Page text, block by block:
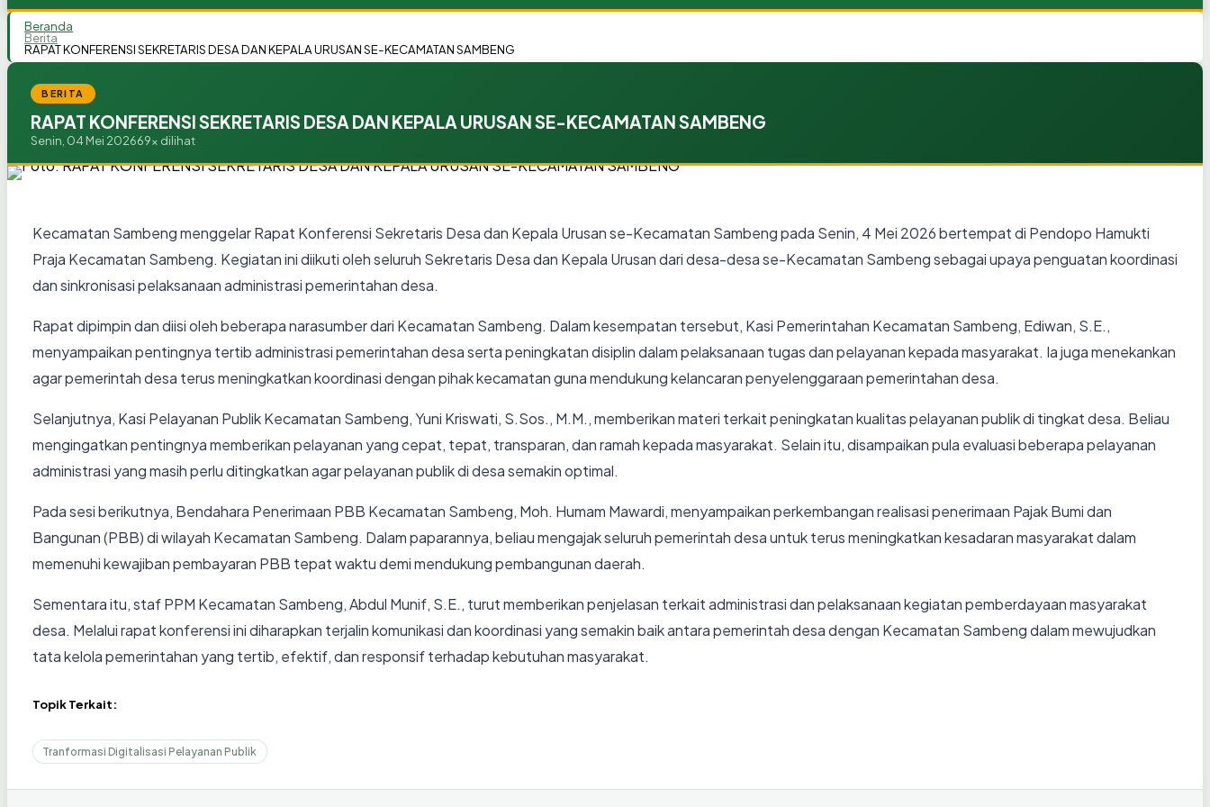
Beranda
Berita
RAPAT KONFERENSI SEKRETARIS DESA DAN KEPALA URUSAN SE-KECAMATAN SAMBENG
BERITA
RAPAT KONFERENSI SEKRETARIS DESA DAN KEPALA URUSAN SE-KECAMATAN SAMBENG
Senin, 04 Mei 202669x dilihat
Kecamatan Sambeng menggelar Rapat Konferensi Sekretaris Desa dan Kepala Urusan se-Kecamatan Sambeng pada Senin, 4 Mei 2026 bertempat di Pendopo Hamukti
Praja Kecamatan Sambeng. Kegiatan ini diikuti oleh seluruh Sekretaris Desa dan Kepala Urusan dari desa-desa se-Kecamatan Sambeng sebagai upaya penguatan koordinasi
dan sinkronisasi pelaksanaan administrasi pemerintahan desa.
Rapat dipimpin dan diisi oleh beberapa narasumber dari Kecamatan Sambeng. Dalam kesempatan tersebut, Kasi Pemerintahan Kecamatan Sambeng, Ediwan, S.E.,
menyampaikan pentingnya tertib administrasi pemerintahan desa serta peningkatan disiplin dalam pelaksanaan tugas dan pelayanan kepada masyarakat. Ia juga menekankan
agar pemerintah desa terus meningkatkan koordinasi dengan pihak kecamatan guna mendukung kelancaran penyelenggaraan pemerintahan desa.
Selanjutnya, Kasi Pelayanan Publik Kecamatan Sambeng, Yuni Kriswati, S.Sos., M.M., memberikan materi terkait peningkatan kualitas pelayanan publik di tingkat desa. Beliau
mengingatkan pentingnya memberikan pelayanan yang cepat, tepat, transparan, dan ramah kepada masyarakat. Selain itu, disampaikan pula evaluasi beberapa pelayanan
administrasi yang masih perlu ditingkatkan agar pelayanan publik di desa semakin optimal.
Pada sesi berikutnya, Bendahara Penerimaan PBB Kecamatan Sambeng, Moh. Humam Mawardi, menyampaikan perkembangan realisasi penerimaan Pajak Bumi dan
Bangunan (PBB) di wilayah Kecamatan Sambeng. Dalam paparannya, beliau mengajak seluruh pemerintah desa untuk terus meningkatkan kesadaran masyarakat dalam
memenuhi kewajiban pembayaran PBB tepat waktu demi mendukung pembangunan daerah.
Sementara itu, staf PPM Kecamatan Sambeng, Abdul Munif, S.E., turut memberikan penjelasan terkait administrasi dan pelaksanaan kegiatan pemberdayaan masyarakat
desa. Melalui rapat konferensi ini diharapkan terjalin komunikasi dan koordinasi yang semakin baik antara pemerintah desa dengan Kecamatan Sambeng dalam mewujudkan
tata kelola pemerintahan yang tertib, efektif, dan responsif terhadap kebutuhan masyarakat.
Topik Terkait:
Tranformasi Digitalisasi Pelayanan Publik